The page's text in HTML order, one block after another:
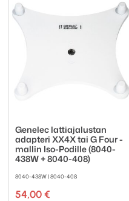
Genelec lattiajalustan
adapteri XX4X tai G Four -
mallin Iso-Podille (8040-
438W + 8040-408)
8040-438W | 8040-408
54,00 €